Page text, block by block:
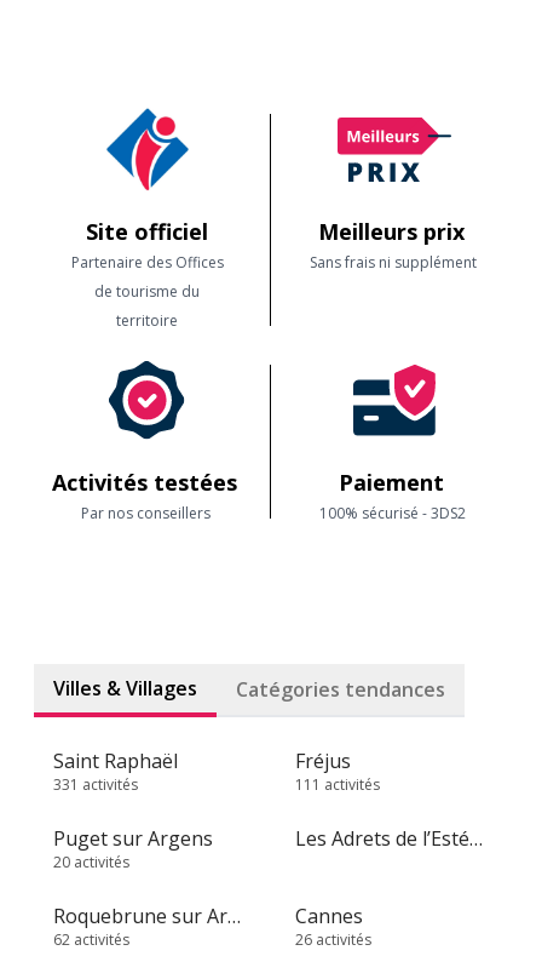
Site officiel
Partenaire des Offices
de tourisme du
territoire
Meilleurs prix
Sans frais ni supplément
Activités testées
Par nos conseillers
Paiement
100% sécurisé - 3DS2
Villes & Villages Catégories tendances
Saint Raphaël
331 activités
Fréjus
111 activités
Puget sur Argens
20 activités
Les Adrets de l’Estérel
Roquebrune sur Argens
62 activités
Cannes
26 activités